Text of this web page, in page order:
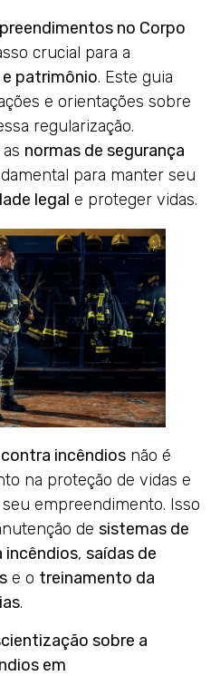
no Corpo
crucial para a
patrimônio. Este guia
e orientações sobre
regularização.
normas de segurança
para manter seu
legal e proteger vidas.
incêndios não é
na proteção de vidas e
empreendimento. Isso
de sistemas de
incêndios, saídas de
e o treinamento da
.
sobre a
em